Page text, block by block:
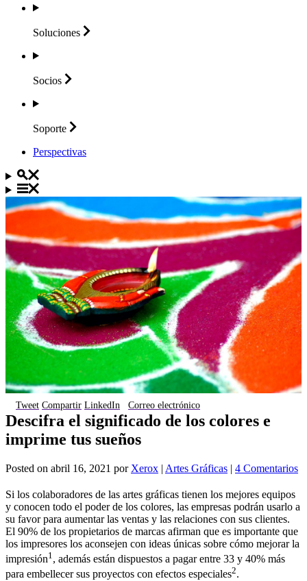
Soluciones
Socios
Soporte
Perspectivas
Tweet Compartir LinkedIn Correo electrónico
Descifra el significado de los colores e
imprime tus sueños
Posted on abril 16, 2021 por Xerox | Artes Gráficas | 4 Comentarios
Si los colaboradores de las artes gráficas tienen los mejores equipos
y conocen todo el poder de los colores, las empresas podrán usarlo a
su favor para aumentar las ventas y las relaciones con sus clientes.
El 90% de los propietarios de marcas afirman que es importante que
los impresores los aconsejen con ideas únicas sobre cómo mejorar la
impresión1 , además están dispuestos a pagar entre 33 y 40% más
para embellecer sus proyectos con efectos especiales2.